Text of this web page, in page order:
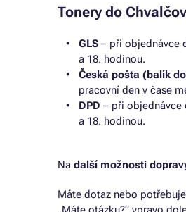
Tonery do
GLS – při objednávce
a 18. hodinou.
Česká pošta (balík
pracovní den v čase
DPD – při objednávce
a 18. hodinou.
Na další možnosti
Máte dotaz nebo